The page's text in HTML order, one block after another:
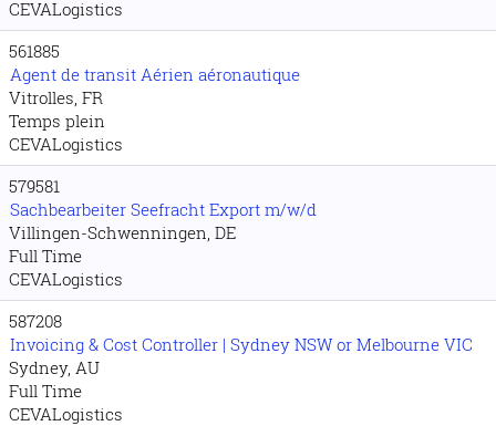
CEVALogistics
561885
Agent de transit Aérien aéronautique
Vitrolles, FR
Temps plein
CEVALogistics
579581
Sachbearbeiter Seefracht Export m/w/d
Villingen-Schwenningen, DE
Full Time
CEVALogistics
587208
Invoicing & Cost Controller | Sydney NSW or Melbourne VIC
Sydney, AU
Full Time
CEVALogistics